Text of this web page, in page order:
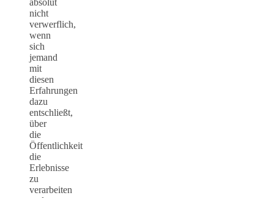
nicht
verwerflich,
wenn
sich
jemand
mit
diesen
Erfahrungen
dazu
entschließt,
über
die
Öffentlichkeit
die
Erlebnisse
zu
verarbeiten